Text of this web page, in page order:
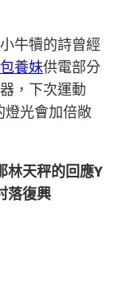
牛犢的詩曾經
包養妹供電部分
，下次運動
燈光會加倍敞
林天秤的回應Y
落復興